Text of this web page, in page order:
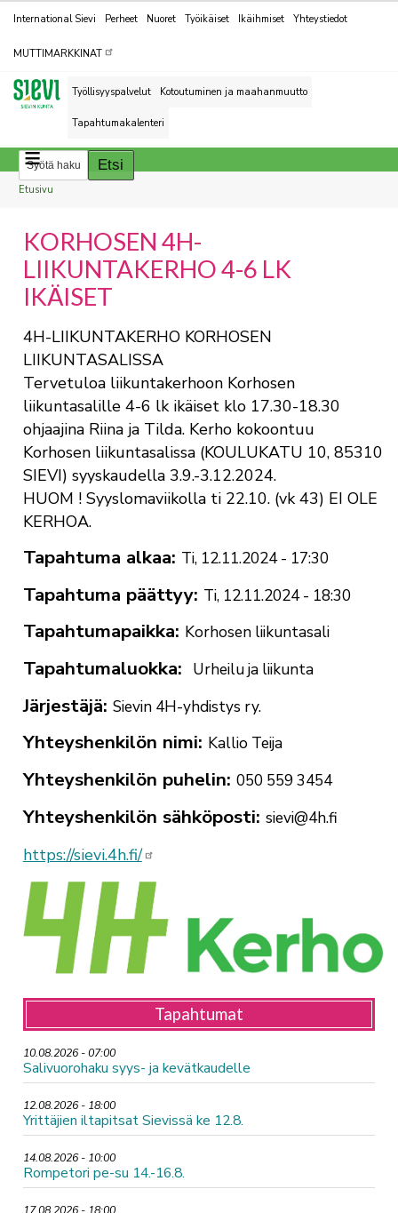
Kohderyhmät
International Sievi Perheet Nuoret Työikäiset Ikäihmiset Yhteystiedot
MUTTIMARKKINAT
Työllisyyspalvelut Kotoutuminen ja maahanmuutto
Tapahtumakalenteri
Breadcrumbs
You
here:
Etusivu
KORHOSEN 4H-
LIIKUNTAKERHO 4-6 LK
IKÄISET
4H-LIIKUNTAKERHO KORHOSEN
LIIKUNTASALISSA
Tervetuloa liikuntakerhoon Korhosen
liikuntasalille 4-6 lk ikäiset klo 17.30-18.30
ohjaajina Riina ja Tilda. Kerho kokoontuu
Korhosen liikuntasalissa (KOULUKATU 10, 85310
SIEVI) syyskaudella 3.9.-3.12.2024.
HUOM ! Syyslomaviikolla ti 22.10. (vk 43) EI OLE
KERHOA.
Tapahtuma alkaa Ti, 12.11.2024 - 17:30
Tapahtuma päättyy Ti, 12.11.2024 - 18:30
Tapahtumapaikka Korhosen liikuntasali
Tapahtumaluokka Urheilu ja liikunta
Järjestäjä Sievin 4H-yhdistys ry.
Yhteyshenkilön nimi Kallio Teija
Yhteyshenkilön puhelin 050 559 3454
Yhteyshenkilön sähköposti sievi@4h.fi
https://sievi.4h.fi/
Tapahtumat
10.08.2026 - 07:00
Salivuorohaku syys- ja kevätkaudelle
12.08.2026 - 18:00
Yrittäjien iltapitsat Sievissä ke 12.8.
14.08.2026 - 10:00
Rompetori pe-su 14.-16.8.
17.08.2026 - 18:00